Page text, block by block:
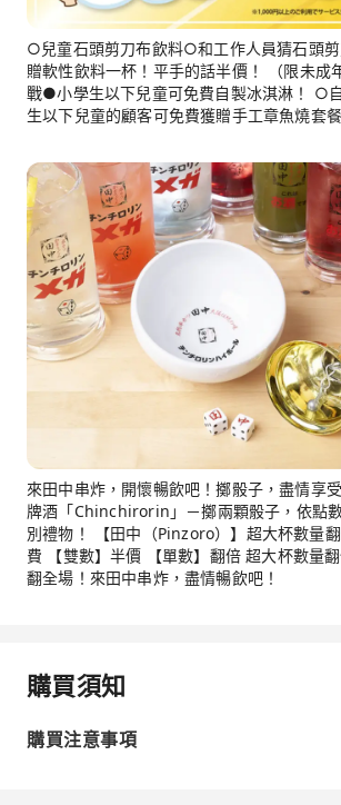
○兒童石頭剪刀布飲料○和工作人員猜石頭
贈軟性飲料一杯！平手的話半價！ （限未
戰●小學生以下兒童可免費自製冰淇淋！ ○
生以下兒童的顧客可免費獲贈手工章魚燒套餐
來田中串炸，開懷暢飲吧！擲骰子，盡情享
牌酒「Chinchirorin」－擲兩顆骰子，依點
別禮物！ 【田中（Pinzoro）】超大杯數量
費 【雙數】半價 【單數】翻倍 超大杯數量
翻全場！來田中串炸，盡情暢飲吧！
購買須知
購買注意事項